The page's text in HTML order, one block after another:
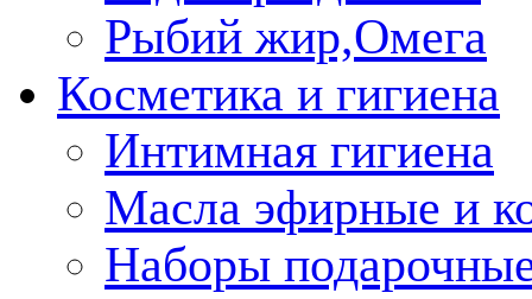
Рыбий жир,Омега
Косметика и гигиена
Интимная гигиена
Масла эфирные и
Наборы